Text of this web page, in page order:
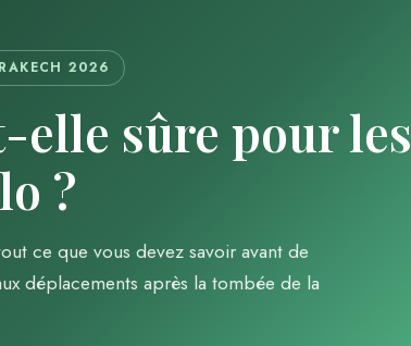
2026
elle sûre pour les
?
ce que vous devez savoir avant de
déplacements après la tombée de la